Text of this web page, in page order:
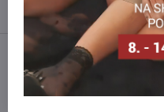
Diskuse 0
FacebookTwitter